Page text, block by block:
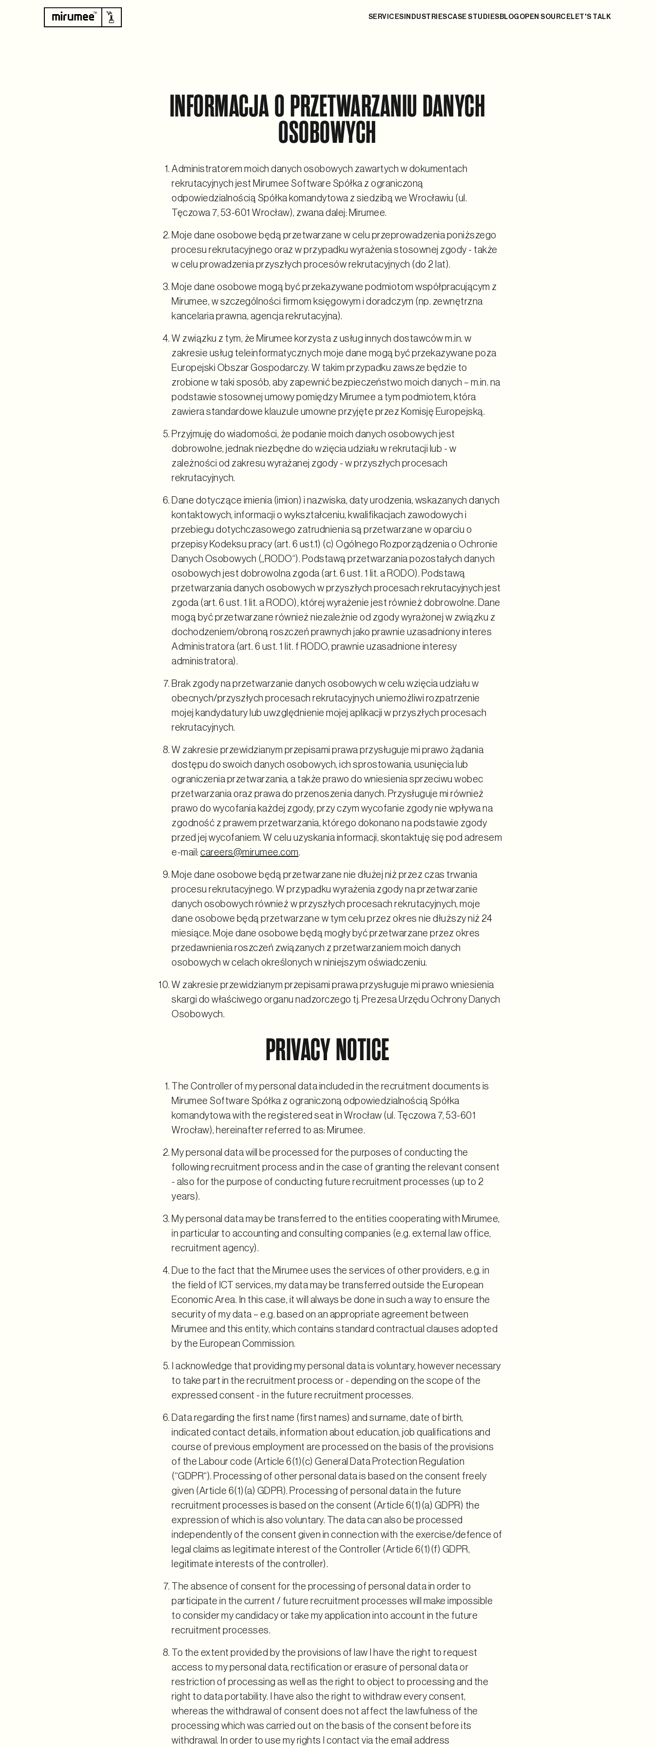
SERVICES INDUSTRIESCASE STUDIES BLOG OPEN SOURCE LET'S TALK
INFORMACJA O PRZETWARZANIU DANYCH
OSOBOWYCH
Administratorem moich danych osobowych zawartych w dokumentach
rekrutacyjnych jest Mirumee Software Spółka z ograniczoną
odpowiedzialnością Spółka komandytowa z siedzibą we Wrocławiu (ul.
Tęczowa 7, 53-601 Wrocław), zwana dalej: Mirumee.
Moje dane osobowe będą przetwarzane w celu przeprowadzenia poniższego
procesu rekrutacyjnego oraz w przypadku wyrażenia stosownej zgody - także
w celu prowadzenia przyszłych procesów rekrutacyjnych (do 2 lat).
Moje dane osobowe mogą być przekazywane podmiotom współpracującym z
Mirumee, w szczególności firmom księgowym i doradczym (np. zewnętrzna
kancelaria prawna, agencja rekrutacyjna).
W związku z tym, że Mirumee korzysta z usług innych dostawców m.in. w
zakresie usług teleinformatycznych moje dane mogą być przekazywane poza
Europejski Obszar Gospodarczy. W takim przypadku zawsze będzie to
zrobione w taki sposób, aby zapewnić bezpieczeństwo moich danych – m.in. na
podstawie stosownej umowy pomiędzy Mirumee a tym podmiotem, która
zawiera standardowe klauzule umowne przyjęte przez Komisję Europejską.
Przyjmuję do wiadomości, że podanie moich danych osobowych jest
dobrowolne, jednak niezbędne do wzięcia udziału w rekrutacji lub - w
zależności od zakresu wyrażanej zgody - w przyszłych procesach
rekrutacyjnych.
Dane dotyczące imienia (imion) i nazwiska, daty urodzenia, wskazanych danych
kontaktowych, informacji o wykształceniu, kwalifikacjach zawodowych i
przebiegu dotychczasowego zatrudnienia są przetwarzane w oparciu o
przepisy Kodeksu pracy (art. 6 ust.1) (c) Ogólnego Rozporządzenia o Ochronie
Danych Osobowych („RODO“). Podstawą przetwarzania pozostałych danych
osobowych jest dobrowolna zgoda (art. 6 ust. 1 lit. a RODO). Podstawą
przetwarzania danych osobowych w przyszłych procesach rekrutacyjnych jest
zgoda (art. 6 ust. 1 lit. a RODO), której wyrażenie jest również dobrowolne. Dane
mogą być przetwarzane również niezależnie od zgody wyrażonej w związku z
dochodzeniem/obroną roszczeń prawnych jako prawnie uzasadniony interes
Administratora (art. 6 ust. 1 lit. f RODO, prawnie uzasadnione interesy
administratora).
Brak zgody na przetwarzanie danych osobowych w celu wzięcia udziału w
obecnych/przyszłych procesach rekrutacyjnych uniemożliwi rozpatrzenie
mojej kandydatury lub uwzględnienie mojej aplikacji w przyszłych procesach
rekrutacyjnych.
W zakresie przewidzianym przepisami prawa przysługuje mi prawo żądania
dostępu do swoich danych osobowych, ich sprostowania, usunięcia lub
ograniczenia przetwarzania, a także prawo do wniesienia sprzeciwu wobec
przetwarzania oraz prawa do przenoszenia danych. Przysługuje mi również
prawo do wycofania każdej zgody, przy czym wycofanie zgody nie wpływa na
zgodność z prawem przetwarzania, którego dokonano na podstawie zgody
przed jej wycofaniem. W celu uzyskania informacji, skontaktuję się pod adresem
e-mail: careers@mirumee.com.
Moje dane osobowe będą przetwarzane nie dłużej niż przez czas trwania
procesu rekrutacyjnego. W przypadku wyrażenia zgody na przetwarzanie
danych osobowych również w przyszłych procesach rekrutacyjnych, moje
dane osobowe będą przetwarzane w tym celu przez okres nie dłuższy niż 24
miesiące. Moje dane osobowe będą mogły być przetwarzane przez okres
przedawnienia roszczeń związanych z przetwarzaniem moich danych
osobowych w celach określonych w niniejszym oświadczeniu.
W zakresie przewidzianym przepisami prawa przysługuje mi prawo wniesienia
skargi do właściwego organu nadzorczego tj. Prezesa Urzędu Ochrony Danych
Osobowych.
PRIVACY NOTICE
The Controller of my personal data included in the recruitment documents is
Mirumee Software Spółka z ograniczoną odpowiedzialnością Spółka
komandytowa with the registered seat in Wrocław (ul. Tęczowa 7, 53-601
Wrocław), hereinafter referred to as: Mirumee.
My personal data will be processed for the purposes of conducting the
following recruitment process and in the case of granting the relevant consent
- also for the purpose of conducting future recruitment processes (up to 2
years).
My personal data may be transferred to the entities cooperating with Mirumee,
in particular to accounting and consulting companies (e.g. external law office,
recruitment agency).
Due to the fact that the Mirumee uses the services of other providers, e.g. in
the field of ICT services, my data may be transferred outside the European
Economic Area. In this case, it will always be done in such a way to ensure the
security of my data – e.g. based on an appropriate agreement between
Mirumee and this entity, which contains standard contractual clauses adopted
by the European Commission.
I acknowledge that providing my personal data is voluntary, however necessary
to take part in the recruitment process or - depending on the scope of the
expressed consent - in the future recruitment processes.
Data regarding the first name (first names) and surname, date of birth,
indicated contact details, information about education, job qualifications and
course of previous employment are processed on the basis of the provisions
of the Labour code (Article 6(1)(c) General Data Protection Regulation
(“GDPR“). Processing of other personal data is based on the consent freely
given (Article 6(1)(a) GDPR). Processing of personal data in the future
recruitment processes is based on the consent (Article 6(1)(a) GDPR) the
expression of which is also voluntary. The data can also be processed
independently of the consent given in connection with the exercise/defence of
legal claims as legitimate interest of the Controller (Article 6(1)(f) GDPR,
legitimate interests of the controller).
The absence of consent for the processing of personal data in order to
participate in the current / future recruitment processes will make impossible
to consider my candidacy or take my application into account in the future
recruitment processes.
To the extent provided by the provisions of law I have the right to request
access to my personal data, rectification or erasure of personal data or
restriction of processing as well as the right to object to processing and the
right to data portability. I have also the right to withdraw every consent,
whereas the withdrawal of consent does not affect the lawfulness of the
processing which was carried out on the basis of the consent before its
withdrawal. In order to use my rights I contact via the email address